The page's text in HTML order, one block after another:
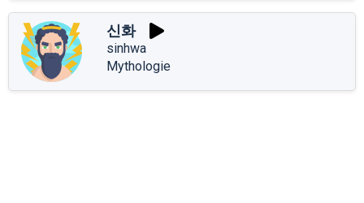
신화
sinhwa
Mythologie